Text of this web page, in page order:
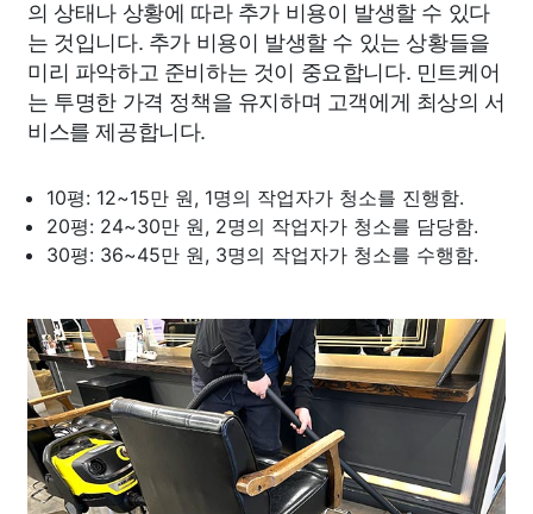
의 상태나 상황에 따라 추가 비용이 발생할 수 있다
는 것입니다. 추가 비용이 발생할 수 있는 상황들을
미리 파악하고 준비하는 것이 중요합니다. 민트케어
는 투명한 가격 정책을 유지하며 고객에게 최상의 서
비스를 제공합니다.
10평: 12~15만 원, 1명의 작업자가 청소를 진행함.
20평: 24~30만 원, 2명의 작업자가 청소를 담당함.
30평: 36~45만 원, 3명의 작업자가 청소를 수행함.